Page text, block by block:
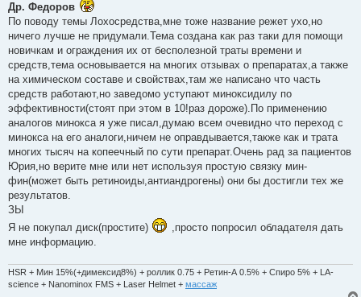
б
щ
н
и
Др. Федоров
По поводу темы Лохосредства,мне тоже название режет ухо,но
ничего лучше не придумали.Тема создана как раз таки для помощи
новичкам и ограждения их от бесполезной траты времени и
средств,тема основывается на многих отзывах о препаратах,а также
на химическом составе и свойствах,там же написано что часть
средств работают,но заведомо уступают миноксидилу по
эффективности(стоят при этом в 10!раз дороже).По применению
аналогов минокса я уже писал,думаю всем очевидно что переход с
минокса на его аналоги,ничем не оправдывается,также как и трата
многих тысяч на копеечный по сути препарат.Очень рад за пациентов
Юрия,но верите мне или нет используя простую связку мин-
фин(может быть ретиноиды,антиандрогены) они бы достигли тех же
результатов.
ЗЫ
Я не покупал диск(простите)
,просто попросил обладателя дать
мне информацию.
HSR + Мин 15%(+димексид8%) + роллик 0.75 + Ретин-А 0.5% + Спиро 5% + LA-
science + Nanominox FMS + Laser Helmet + массаж